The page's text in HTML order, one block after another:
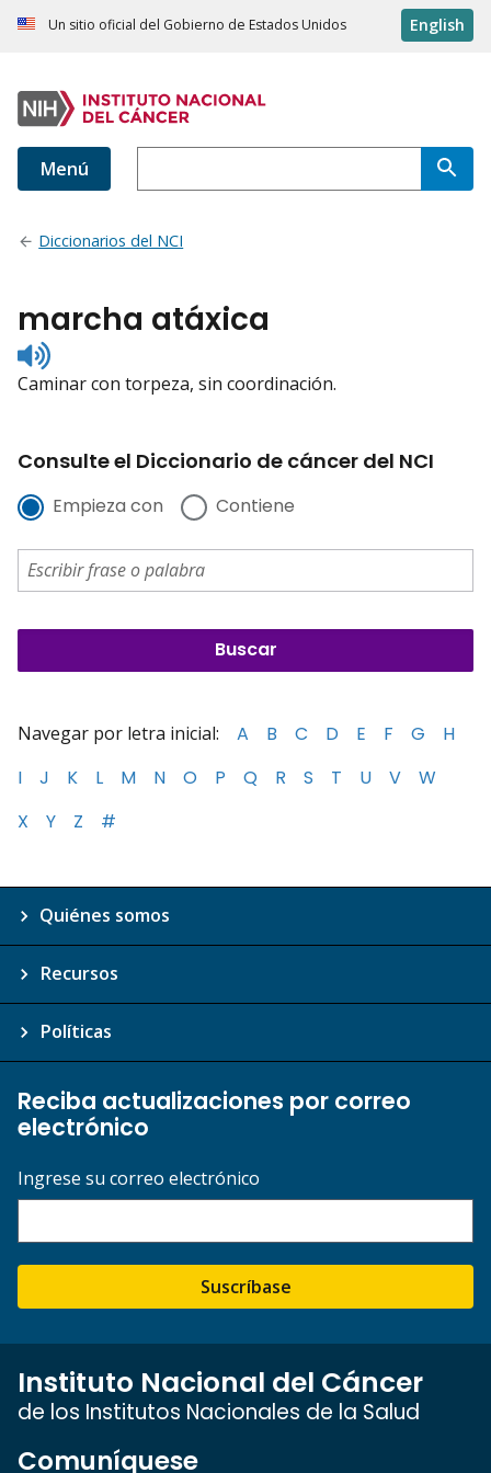
Un sitio oficial del Gobierno de Estados Unidos English
Menú
Diccionarios del NCI
marcha atáxica
Listen
to
pronunciation
Caminar con torpeza, sin coordinación.
Consulte el Diccionario de cáncer del NCI
Empieza con Contiene
Navegar por letra inicial: A B C D E F G
H
I
J K L M N O P Q R S T U V
W
X
Y Z #
Quiénes somos
Recursos
Políticas
Reciba actualizaciones por correo
electrónico
Ingrese su correo electrónico
Suscríbase
Instituto Nacional del Cáncer
de los Institutos Nacionales de la Salud
Comuníquese